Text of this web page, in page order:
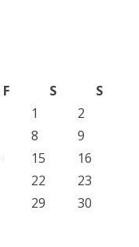
F S
S
1
2
8
9
15
16
22
23
29
30